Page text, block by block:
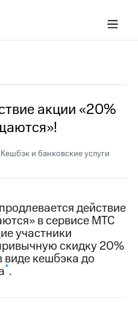
акции «20%
Кешбэк и банковские услуги
действие
в сервисе МТС
участники
скидку 20%
виде кешбэка до
*.